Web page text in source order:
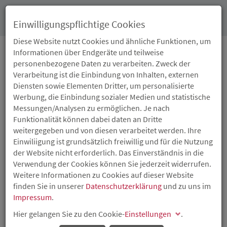
16.09.2020
MINISTERPRÄSIDENTIN
MALU DREYER
ÜBERGIBT
FÖRDERBESCHEID FÜR
WOHNBAUPROJEKT
„DOMI“
Einwilligungspflichtige Cookies
Diese Website nutzt Cookies und ähnliche Funktionen, um
Informationen über Endgeräte und teilweise
personenbezogene Daten zu verarbeiten. Zweck der
Verarbeitung ist die Einbindung von Inhalten, externen
Diensten sowie Elementen Dritter, um personalisierte
Werbung, die Einbindung sozialer Medien und statistische
Messungen/Analysen zu ermöglichen. Je nach
Funktionalität können dabei daten an Dritte
weitergegeben und von diesen verarbeitet werden. Ihre
Einwiliigung ist grundsätzlich freiwillig und für die Nutzung
der Website nicht erforderlich. Das Einverständnis in die
Verwendung der Cookies können Sie jederzeit widerrufen.
Weitere Informationen zu Cookies auf dieser Website
finden Sie in unserer Datenschutzerklärung und zu uns im
Impressum.
Hier gelangen Sie zu den Cookie-Einstellungen
.